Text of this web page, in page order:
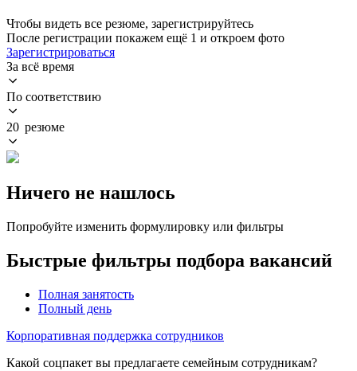
Чтобы видеть все резюме, зарегистрируйтесь
После регистрации покажем ещё 1 и откроем фото
Зарегистрироваться
За всё время
По соответствию
20 резюме
Ничего не нашлось
Попробуйте изменить формулировку или фильтры
Быстрые фильтры подбора вакансий
Полная занятость
Полный день
Корпоративная поддержка сотрудников
Какой соцпакет вы предлагаете семейным сотрудникам?